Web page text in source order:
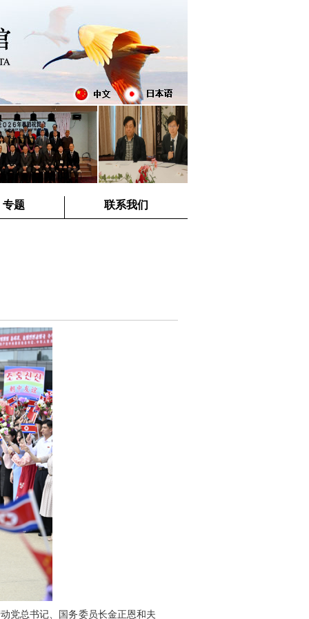
专题 联系我们
党总书记、国务委员长金正恩和夫